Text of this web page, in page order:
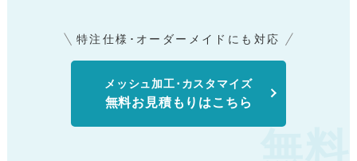
メッシュ加工･カスタマイズ
無料お見積もりはこちら
特注仕様･オーダーメイドにも対応